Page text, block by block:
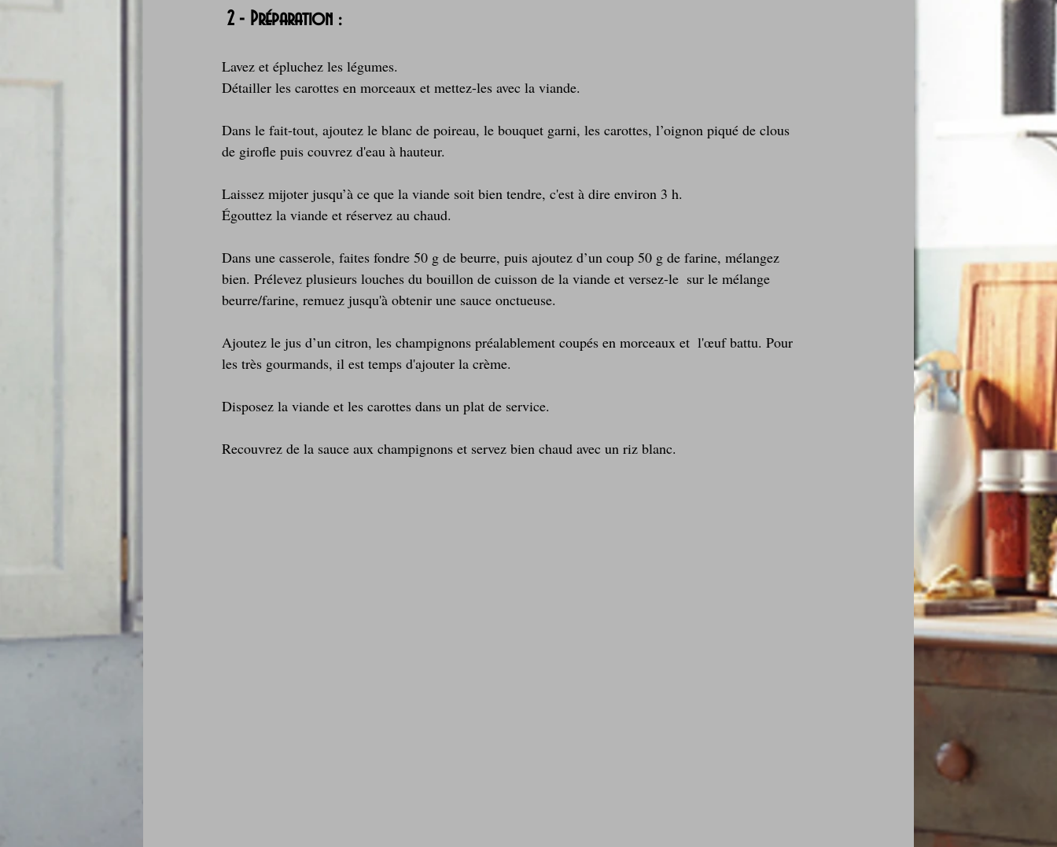
2 - Préparation :
Lavez et épluchez les légumes.
Détailler les carottes en morceaux et mettez-les avec la viande.
Dans le fait-tout, ajoutez le blanc de poireau, le bouquet garni, les carottes, l’oignon piqué de clous
de girofle puis couvrez d'eau à hauteur.
Laissez mijoter jusqu’à ce que la viande soit bien tendre, c'est à dire environ 3 h.
Égouttez la viande et réservez au chaud.
Dans une casserole, faites fondre 50 g de beurre, puis ajoutez d’un coup 50 g de farine, mélangez
bien. Prélevez plusieurs louches du bouillon de cuisson de la viande et versez-le  sur le mélange
beurre/farine, remuez jusqu'à obtenir une sauce onctueuse.
Ajoutez le jus d’un citron, les champignons préalablement coupés en morceaux et  l'œuf battu. Pour
les très gourmands, il est temps d'ajouter la crème.
Disposez la viande et les carottes dans un plat de service.
Recouvrez de la sauce aux champignons et servez bien chaud avec un riz blanc.